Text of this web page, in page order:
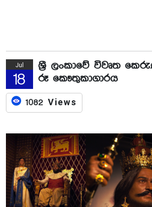
Jul
18
ශ්‍රී ලංකාවේ විවෘත
රූ කෞතුකාගාරය
1082 Views